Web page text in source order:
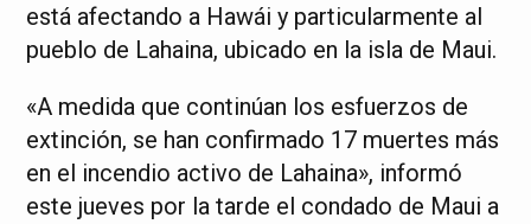
está afectando a Hawái y particularmente al
pueblo de Lahaina, ubicado en la isla de Maui.
«A medida que continúan los esfuerzos de
extinción, se han confirmado 17 muertes más
en el incendio activo de Lahaina», informó
este jueves por la tarde el condado de Maui a